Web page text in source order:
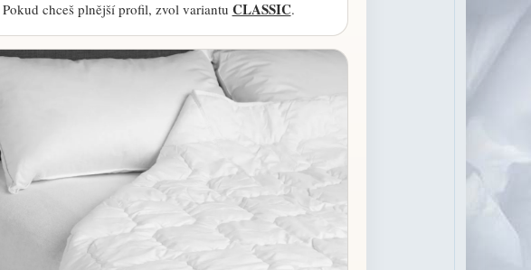
chceš plnější profil, zvol variantu CLASSIC.